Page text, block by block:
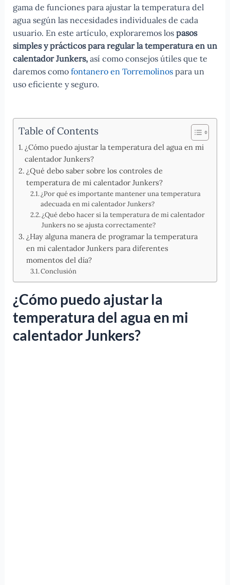
gama de funciones para ajustar la temperatura del
agua según las necesidades individuales de cada
usuario. En este artículo, exploraremos los pasos
simples y prácticos para regular la temperatura en un
calentador Junkers,así como consejos útiles que te
daremos como fontanero en Torremolinospara un
uso eficiente y seguro.
Table of Contents
¿Cómo puedo ajustar la temperatura del agua en mi
calentador Junkers?
¿Qué debo saber sobre los controles de
temperatura de mi calentador Junkers?
¿Por qué es importante mantener una temperatura
adecuada en mi calentador Junkers?
¿Qué debo hacer si la temperatura de mi calentador
Junkers no se ajusta correctamente?
¿Hay alguna manera de programar la temperatura
en mi calentador Junkers para diferentes
momentos del día?
Conclusión
¿Cómo puedo ajustar la
temperatura del agua en mi
calentador Junkers?